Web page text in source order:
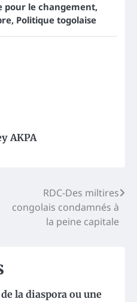
pour le changement,
, Politique togolaise
AKPA
RDC-Des miltires
congolais condamnés à
la peine capitale
la diaspora ou une